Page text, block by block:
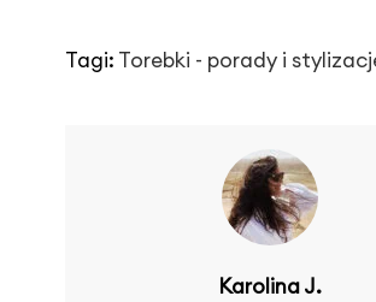
Tagi: Torebki - porady i
Karolina J.